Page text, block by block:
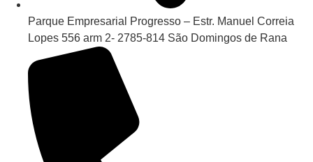
Parque Empresarial Progresso – Estr. Manuel Correia
Lopes 556 arm 2- 2785-814 São Domingos de Rana